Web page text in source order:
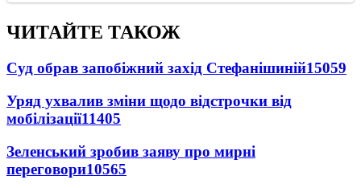
ЧИТАЙТЕ ТАКОЖ
Суд обрав запобіжний захід Стефанішиній15059
Уряд ухвалив зміни щодо відстрочки від
мобілізації11405
Зеленський зробив заяву про мирні
переговори10565